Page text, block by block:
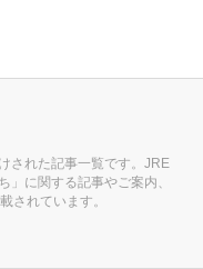
された記事一覧です。JRE
」に関する記事やご案内、
されています。